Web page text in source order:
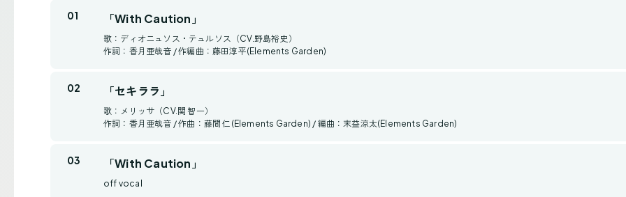
「With Caution」
歌：ディオニュソス・テュルソス（CV.野島裕史）
作詞：香月亜哉音 / 作編曲：藤田淳平(Elements Garden)
「セキララ」
歌：メリッサ（CV.関 智一）
作詞：香月亜哉音 / 作曲：藤間 仁(Elements Garden) / 編曲：末益涼太(Elements Garden)
「With Caution」
off vocal